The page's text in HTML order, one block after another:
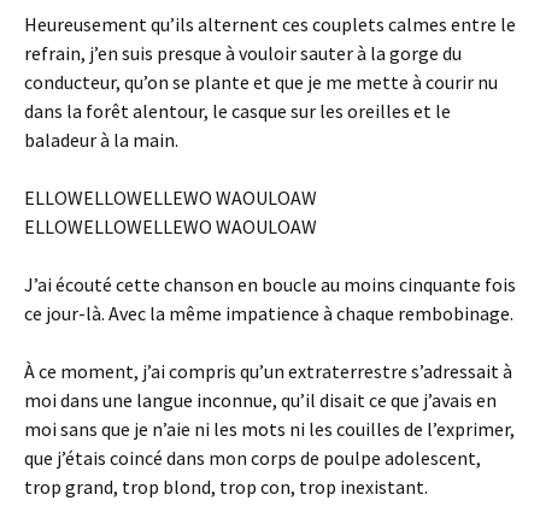
Heureusement qu’ils alternent ces couplets calmes entre le
refrain, j’en suis presque à vouloir sauter à la gorge du
conducteur, qu’on se plante et que je me mette à courir nu
dans la forêt alentour, le casque sur les oreilles et le
baladeur à la main.
ELLOWELLOWELLEWO WAOULOAW
ELLOWELLOWELLEWO WAOULOAW
J’ai écouté cette chanson en boucle au moins cinquante fois
ce jour-là. Avec la même impatience à chaque rembobinage.
À ce moment, j’ai compris qu’un extraterrestre s’adressait à
moi dans une langue inconnue, qu’il disait ce que j’avais en
moi sans que je n’aie ni les mots ni les couilles de l’exprimer,
que j’étais coincé dans mon corps de poulpe adolescent,
trop grand, trop blond, trop con, trop inexistant.